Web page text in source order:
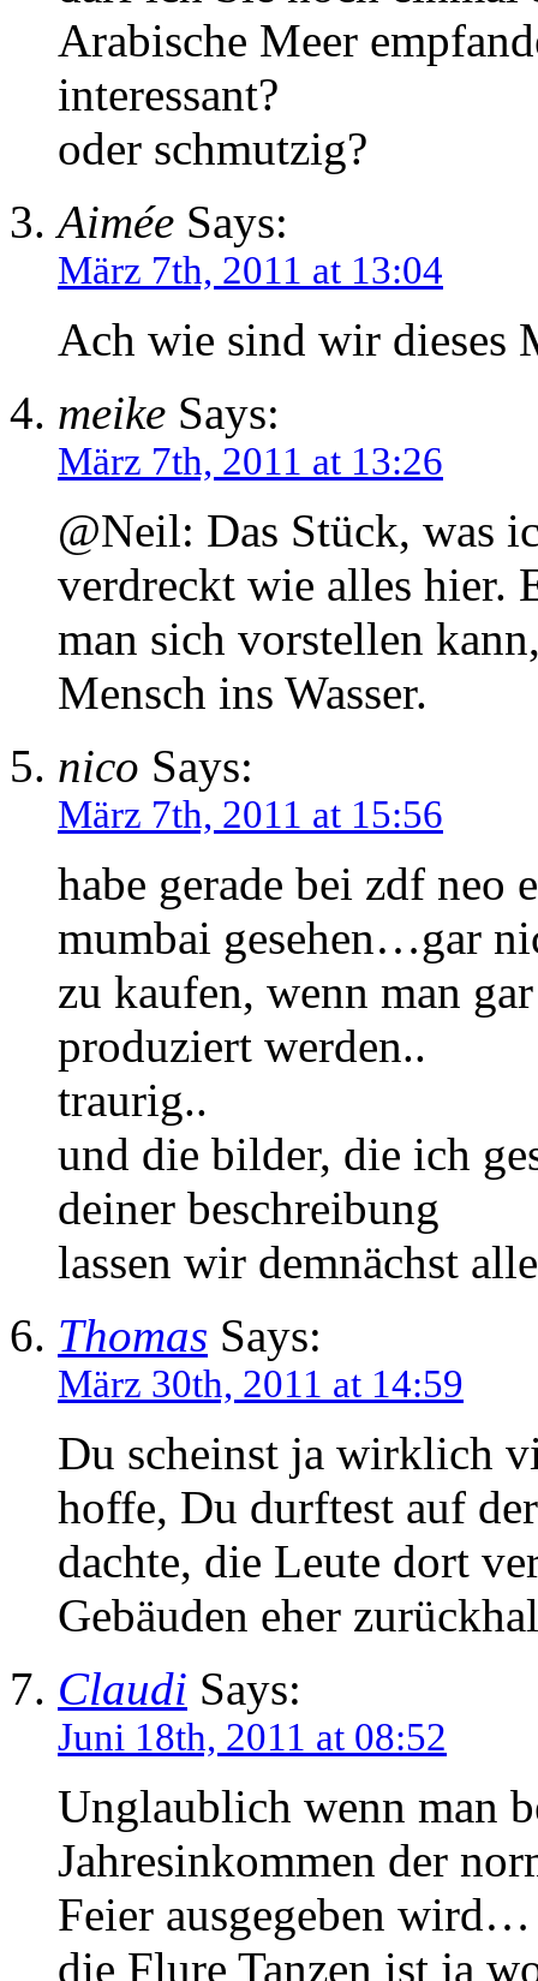
Arabische Meer
interessant?
oder schmutzig?
Aimée Says:
März 7th, 2011 at 13:04
Ach wie sind wir dieses
meike Says:
März 7th, 2011 at 13:26
@Neil: Das Stück, was
verdreckt wie alles hier.
man sich vorstellen
Mensch ins Wasser.
nico Says:
März 7th, 2011 at 15:56
habe gerade bei zdf neo
mumbai gesehen…gar
zu kaufen, wenn man
produziert werden..
traurig..
und die bilder, die ich
deiner beschreibung
lassen wir demnächst
Thomas Says:
März 30th, 2011 at 14:59
Du scheinst ja wirklich
hoffe, Du durftest auf
dachte, die Leute dort
Gebäuden eher
Claudi Says:
Juni 18th, 2011 at 08:52
Unglaublich wenn man
Jahresinkommen der
Feier ausgegeben
die Flure Tanzen ist ja